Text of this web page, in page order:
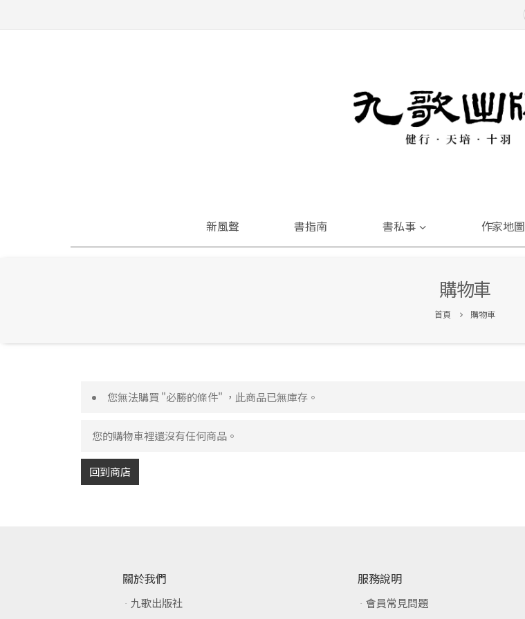
新風聲 書指南 書私事 作家地圖
購物車
首頁 購物車
您無法購買 "必勝的條件" ，此商品已無庫存。
您的購物車裡還沒有任何商品。
回到商店
關於我們
九歌出版社
服務說明
會員常見問題